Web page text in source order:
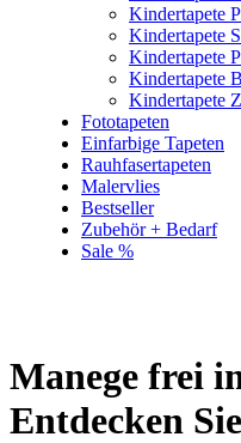
Kindertapete
Kindertapete
Kindertapete
Kindertapete
Kindertapete
Fototapeten
Einfarbige Tapeten
Rauhfasertapeten
Malervlies
Bestseller
Zubehör + Bedarf
Sale %
Manege frei
Entdecken